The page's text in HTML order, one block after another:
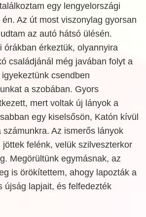
egy lengyelországi
Az út most viszonylag gyorsan
az autó hátsó ülésén.
órákban érkeztük, olyannyira
családjánál még javában folyt a
csendben
a szobában. Gyors
mert voltak új lányok a
egy kiselsősön, Katón kívül
számunkra. Az ismerős lányok
felénk, velük szilveszterkor
Megörültünk egymásnak, az
is örökítettem, ahogy lapozták a
újság lapjait, és felfedezték